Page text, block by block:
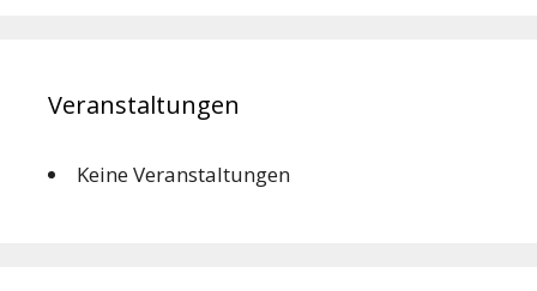
Veranstaltungen
Keine Veranstaltungen